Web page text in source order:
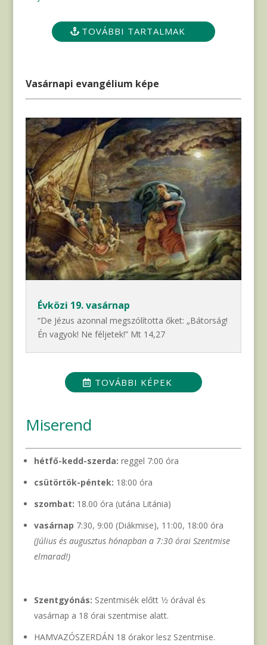
TOVÁBBI TARTALMAK
Vasárnapi evangélium képe
Évközi 19. vasárnap
“De Jézus azonnal megszólította őket: „Bátorság!
Én vagyok! Ne féljetek!” Mt 14,27
TOVÁBBI KÉPEK
Miserend
hétfő-kedd-szerda: reggel 7:00 óra
csütörtök-péntek: 18:00 óra
szombat: 18.00 óra (utána Litánia)
vasárnap 7:30, 9:00 (Diákmise), 11:00, 18:00 óra
(Július és augusztus hónapban a 7:30 órai Szentmise
elmarad!)
Szentgyónás: Szentmisék előtt 1⁄2 órával és
vasárnap a 18 órai szentmise alatt.
HAMVAZÓSZERDÁN 18 órakor lesz Szentmise.